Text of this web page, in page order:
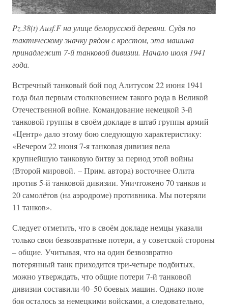
Pz.38(t) Ausf.F на улице белорусской деревни. Судя по
тактическому значку рядом с крестом, эта машина
принадлежит 7-й танковой дивизии. Начало июля 1941
года.
Встречный танковый бой под Алитусом 22 июня 1941
года был первым столкновением такого рода в Великой
Отечественной войне. Командование немецкой 3-й
танковой группы в своём докладе в штаб группы армий
«Центр» дало этому бою следующую характеристику:
«Вечером 22 июня 7-я танковая дивизия вела
крупнейшую танковую битву за период этой войны
(Второй мировой. – Прим. автора) восточнее Олита
против 5-й танковой дивизии. Уничтожено 70 танков и
20 самолётов (на аэродроме) противника. Мы потеряли
11 танков».
Следует отметить, что в своём докладе немцы указали
только свои безвозвратные потери, а у советской стороны
– общие. Учитывая, что на один безвозвратно
потерянный танк приходится три-четыре подбитых,
можно утверждать, что общие потери 7-й танковой
дивизии составили 40–50 боевых машин. Однако поле
боя осталось за немецкими войсками, а следовательно,